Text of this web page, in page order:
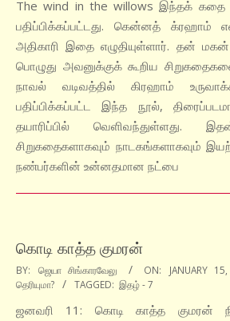
15
The wind in the willows இந்தக் கதை
பதிப்பிக்கப்பட்டது. கென்னத் க்ரஹாம்
அதிகாரி இதை எழுதியுள்ளார். தன் மகன்
பொழுது அவனுக்குக் கூறிய
நாவல் வடிவத்தில் கிரஹாம்
பதிப்பிக்கப்பட்ட இந்த நூல்,
தயாரிப்பில் வெளிவந்துள்ளது.
சிறுகதைகளாகவும் நாடகங்களாகவும்
நண்பர்களின் உன்னதமான நட்பை
கொடி காத்த குமரன்
2021-
01-
15
BY: ஜெயா சிங்காரவேலு ON: JANUARY
தெரியுமா?
TAGGED: இதழ் - 7
ஜனவரி 11: கொடி காத்த குமரன்